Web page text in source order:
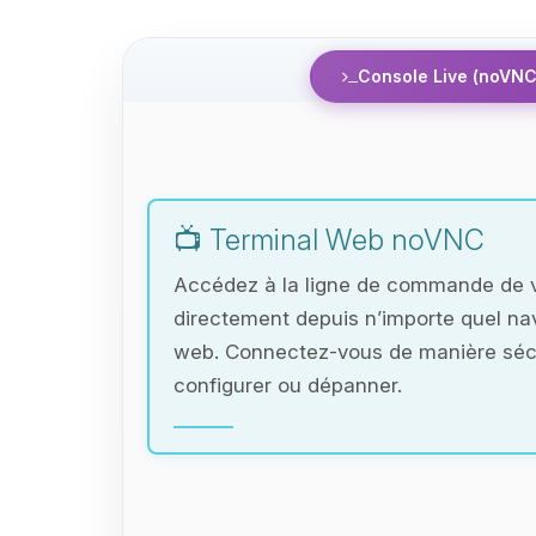
Console Live
📺 Terminal Web noVNC
Accédez à la ligne de commande de
directement depuis n’importe quel
web. Connectez-vous de manière
configurer ou dépanner.